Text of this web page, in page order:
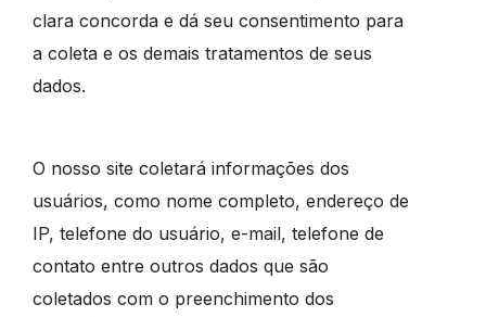
clara concorda e dá seu consentimento para
a coleta e os demais tratamentos de seus
dados.
O nosso site coletará informações dos
usuários, como nome completo, endereço de
IP, telefone do usuário, e-mail, telefone de
contato entre outros dados que são
coletados com o preenchimento dos